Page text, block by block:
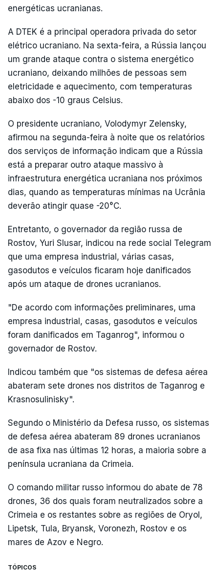
energéticas ucranianas.
A DTEK é a principal operadora privada do setor
elétrico ucraniano. Na sexta-feira, a Rússia lançou
um grande ataque contra o sistema energético
ucraniano, deixando milhões de pessoas sem
eletricidade e aquecimento, com temperaturas
abaixo dos -10 graus Celsius.
O presidente ucraniano, Volodymyr Zelensky,
afirmou na segunda-feira à noite que os relatórios
dos serviços de informação indicam que a Rússia
está a preparar outro ataque massivo à
infraestrutura energética ucraniana nos próximos
dias, quando as temperaturas mínimas na Ucrânia
deverão atingir quase -20°C.
Entretanto, o governador da região russa de
Rostov, Yuri Slusar, indicou na rede social Telegram
que uma empresa industrial, várias casas,
gasodutos e veículos ficaram hoje danificados
após um ataque de drones ucranianos.
"De acordo com informações preliminares, uma
empresa industrial, casas, gasodutos e veículos
foram danificados em Taganrog", informou o
governador de Rostov.
Indicou também que "os sistemas de defesa aérea
abateram sete drones nos distritos de Taganrog e
Krasnosulinisky".
Segundo o Ministério da Defesa russo, os sistemas
de defesa aérea abateram 89 drones ucranianos
de asa fixa nas últimas 12 horas, a maioria sobre a
península ucraniana da Crimeia.
O comando militar russo informou do abate de 78
drones, 36 dos quais foram neutralizados sobre a
Crimeia e os restantes sobre as regiões de Oryol,
Lipetsk, Tula, Bryansk, Voronezh, Rostov e os
mares de Azov e Negro.
TÓPICOS